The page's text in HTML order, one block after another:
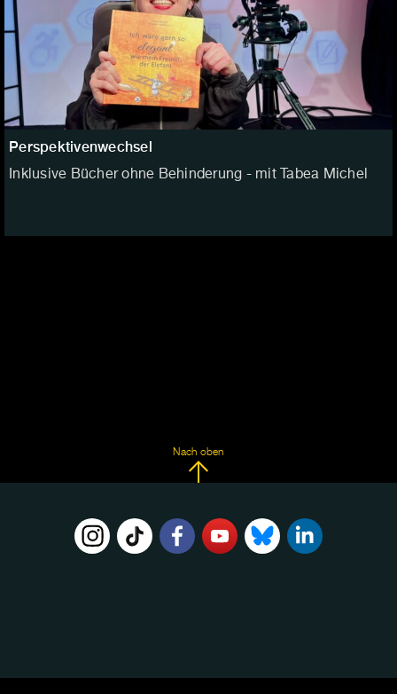
Perspektivenwechsel
Inklusive Bücher ohne Behinderung - mit Tabea Michel
Nach oben